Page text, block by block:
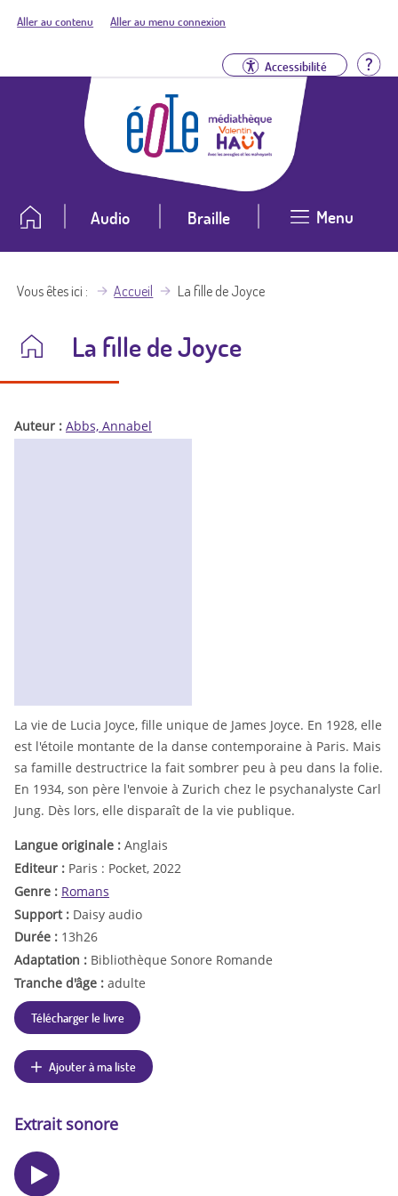
Aller au contenu Aller au menu connexion
Accessibilité
Audio Braille Menu
Vous êtes ici Accueil La fille de Joyce
La fille de Joyce
Auteur : Abbs, Annabel
La vie de Lucia Joyce, fille unique de James Joyce. En 1928, elle
est l'étoile montante de la danse contemporaine à Paris. Mais
sa famille destructrice la fait sombrer peu à peu dans la folie.
En 1934, son père l'envoie à Zurich chez le psychanalyste Carl
Jung. Dès lors, elle disparaît de la vie publique.
Langue originale : Anglais
Editeur : Paris : Pocket, 2022
Genre : Romans
Support : Daisy audio
Durée : 13h26
Adaptation : Bibliothèque Sonore Romande
Tranche d'âge : adulte
Télécharger le livre
Ajouter à ma liste
Extrait sonore